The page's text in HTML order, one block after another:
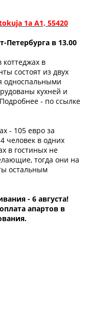
1a A1, 55420
Петербурга в 13.00
в
состоят из двух
односпальными
кухней и
- по ссылке
- 105 евро за
человек в одних
в гостиных не
тогда они на
остальным
- 6 августа!
апартов в